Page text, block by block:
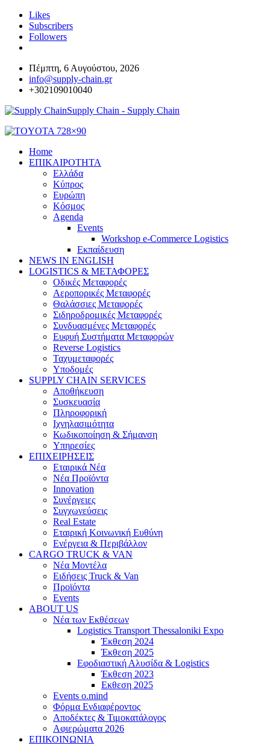
Likes
Subscribers
Followers
Πέμπτη, 6 Αυγούστου, 2026
info@supply-chain.gr
+302109010040
Supply Chain - Supply Chain
Home
ΕΠΙΚΑΙΡΟΤΗΤΑ
Ελλάδα
Κύπρος
Ευρώπη
Κόσμος
Agenda
Events
Workshop e-Commerce Logistics
Εκπαίδευση
NEWS IN ENGLISH
LOGISTICS & ΜΕΤΑΦΟΡΕΣ
Οδικές Μεταφορές
Αεροπορικές Μεταφορές
Θαλάσσιες Μεταφορές
Σιδηροδρομικές Μεταφορές
Συνδυασμένες Μεταφορές
Ευφυή Συστήματα Μεταφορών
Reverse Logistics
Ταχυμεταφορές
Υποδομές
SUPPLY CHAIN SERVICES
Αποθήκευση
Συσκευασία
Πληροφορική
Ιχνηλασιμότητα
Κωδικοποίηση & Σήμανση
Υπηρεσίες
ΕΠΙΧΕΙΡΗΣΕΙΣ
Εταιρικά Νέα
Νέα Προϊόντα
Innovation
Συνέργειες
Συγχωνεύσεις
Real Estate
Εταιρική Κοινωνική Ευθύνη
Ενέργεια & Περιβάλλον
CARGO TRUCK & VAN
Νέα Μοντέλα
Ειδήσεις Truck & Van
Προϊόντα
Events
ABOUT US
Νέα των Εκθέσεων
Logistics Transport Thessaloniki Expo
Έκθεση 2024
Έκθεση 2025
Εφοδιαστική Αλυσίδα & Logistics
Έκθεση 2023
Εκθεση 2025
Events o.mind
Φόρμα Ενδιαφέροντος
Αποδέκτες & Τιμοκατάλογος
Αφιερώματα 2026
ΕΠΙΚΟΙΝΩΝΙΑ